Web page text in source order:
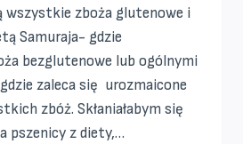
wszystkie zboża glutenowe i
Samuraja- gdzie
bezglutenowe lub ogólnymi
zaleca się urozmaicone
zbóż. Skłaniałabym się
pszenicy z diety,…